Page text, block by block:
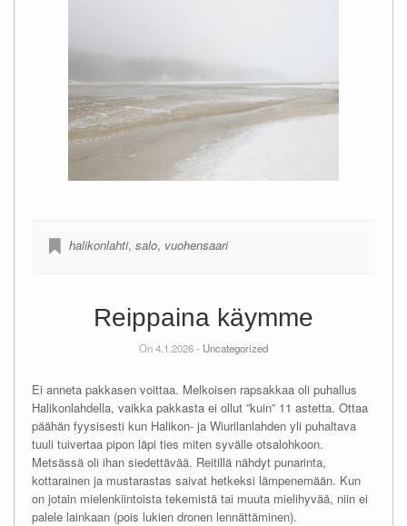
halikonlahti, salo, vuohensaari
Reippaina käymme
On 4.1.2026 - Uncategorized
Ei anneta pakkasen voittaa. Melkoisen rapsakkaa oli puhallus
Halikonlahdella, vaikka pakkasta ei ollut ”kuin” 11 astetta. Ottaa
päähän fyysisesti kun Halikon- ja Wiurilanlahden yli puhaltava
tuuli tuivertaa pipon läpi ties miten syvälle otsalohkoon.
Metsässä oli ihan siedettävää. Reitillä nähdyt punarinta,
kottarainen ja mustarastas saivat hetkeksi lämpenemään. Kun
on jotain mielenkiintoista tekemistä tai muuta mielihyvää, niin ei
palele lainkaan (pois lukien dronen lennättäminen).